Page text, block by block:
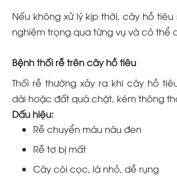
Nếu không xử lý kịp thời, cây hồ tiêu
nghiêm trọng qua từng vụ và có thể
Bệnh thối rễ trên cây hồ tiêu
Thối rễ thường xảy ra khi cây hồ
dài hoặc đất quá chặt, kém thông
Dấu hiệu:
Rễ chuyển màu nâu đen
Rễ tơ bị mất
Cây còi cọc, lá nhỏ, dễ rụng